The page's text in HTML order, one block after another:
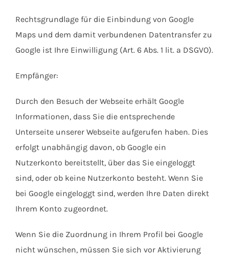
Rechtsgrundlage für die Einbindung von Google
Maps und dem damit verbundenen Datentransfer zu
Google ist Ihre Einwilligung (Art. 6 Abs. 1 lit. a DSGVO).
Empfänger:
Durch den Besuch der Webseite erhält Google
Informationen, dass Sie die entsprechende
Unterseite unserer Webseite aufgerufen haben. Dies
erfolgt unabhängig davon, ob Google ein
Nutzerkonto bereitstellt, über das Sie eingeloggt
sind, oder ob keine Nutzerkonto besteht. Wenn Sie
bei Google eingeloggt sind, werden Ihre Daten direkt
Ihrem Konto zugeordnet.
Wenn Sie die Zuordnung in Ihrem Profil bei Google
nicht wünschen, müssen Sie sich vor Aktivierung